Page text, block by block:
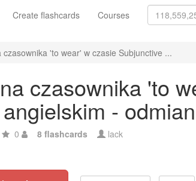
Create flashcards Courses
czasownika 'to wear' w czasie Subjunctive ...
czasownika 'to
-
0 8 flashcards lack